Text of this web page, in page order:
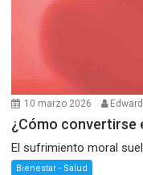
10 marzo 2026 Edward
¿Cómo convertirse
El sufrimiento moral
Bienestar - Salud